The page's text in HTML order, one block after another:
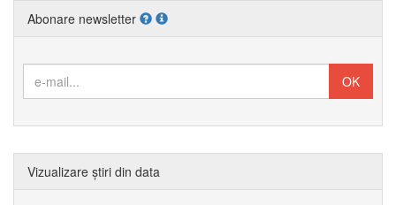
Abonare newsletter
Vizualizare știri din data